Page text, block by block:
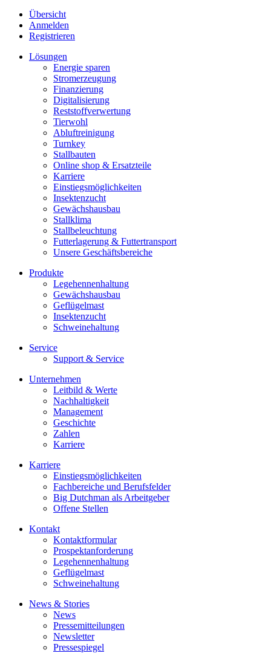
Übersicht
Anmelden
Registrieren
Lösungen
Energie sparen
Stromerzeugung
Finanzierung
Digitalisierung
Reststoffverwertung
Tierwohl
Abluftreinigung
Turnkey
Stallbauten
Online shop & Ersatzteile
Karriere
Einstiegsmöglichkeiten
Insektenzucht
Gewächshausbau
Stallklima
Stallbeleuchtung
Futterlagerung & Futtertransport
Unsere Geschäftsbereiche
Produkte
Legehennenhaltung
Gewächshausbau
Geflügelmast
Insektenzucht
Schweinehaltung
Service
Support & Service
Unternehmen
Leitbild & Werte
Nachhaltigkeit
Management
Geschichte
Zahlen
Karriere
Karriere
Einstiegsmöglichkeiten
Fachbereiche und Berufsfelder
Big Dutchman als Arbeitgeber
Offene Stellen
Kontakt
Kontaktformular
Prospektanforderung
Legehennenhaltung
Geflügelmast
Schweinehaltung
News & Stories
News
Pressemitteilungen
Newsletter
Pressespiegel